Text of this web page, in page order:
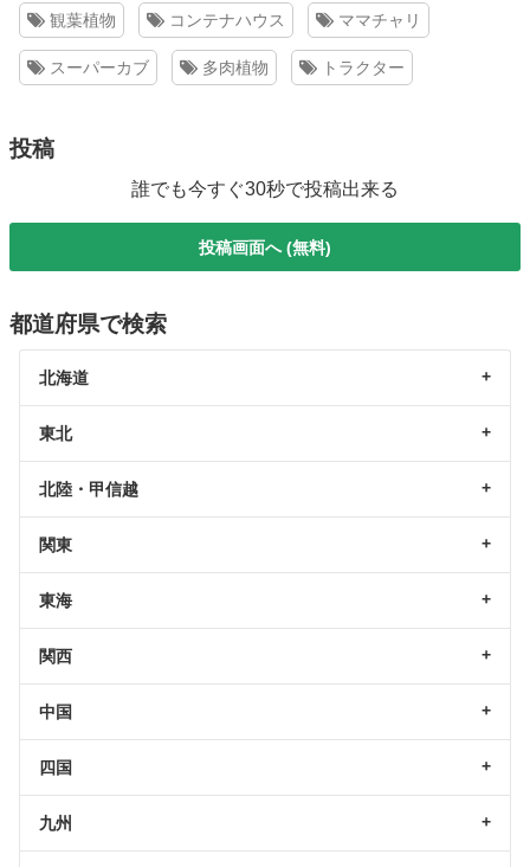
観葉植物 コンテナハウス ママチャリ
スーパーカブ 多肉植物 トラクター
投稿
誰でも今すぐ30秒で投稿出来る
投稿画面へ (無料)
都道府県で検索
北海道
東北
北陸・甲信越
関東
東海
関西
中国
四国
九州